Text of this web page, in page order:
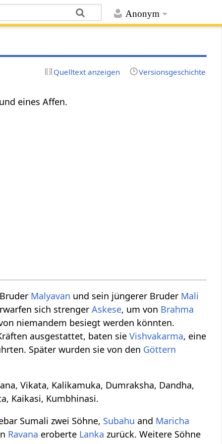
Anonym
Quelltext anzeigen Versionsgeschichte
und eines Affen.
Malyavan und sein jüngerer Bruder Mali
sich strengerAskese, um von Brahma
niemandem besiegt werden könnten.
ausgestattet, baten sieVishvakarma, eine
Später wurden sie von den Göttern
Vikata, Kalikamuka, Dumraksha, Dandha,
Kaikasi, Kumbhinasi.
Sumali zwei Söhne, Subahu and Maricha
Ravana eroberte Lanka zurück. Weitere Söhne